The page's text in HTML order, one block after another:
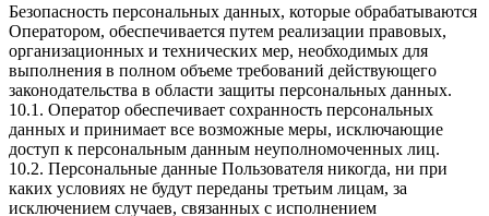
Безопасность персональных данных, которые обрабатываются
Оператором, обеспечивается путем реализации правовых,
организационных и технических мер, необходимых для
выполнения в полном объеме требований действующего
законодательства в области защиты персональных данных.
10.1. Оператор обеспечивает сохранность персональных
данных и принимает все возможные меры, исключающие
доступ к персональным данным неуполномоченных лиц.
10.2. Персональные данные Пользователя никогда, ни при
каких условиях не будут переданы третьим лицам, за
исключением случаев, связанных с исполнением